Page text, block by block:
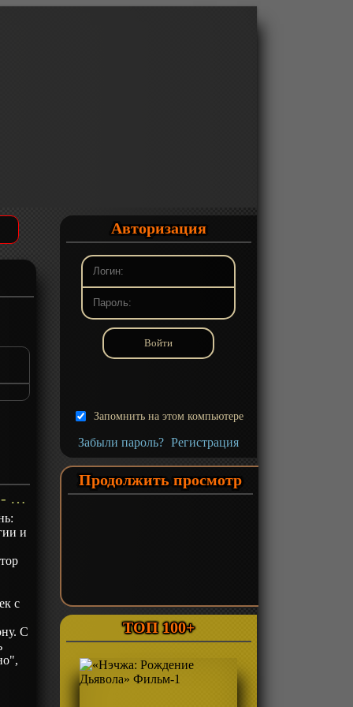
«Судный день: Истоки» ОВА-1 - описание
и
с
С
Авторизация
Запомнить на этом компьютере
Забыли пароль? Регистрация
Продолжить просмотр
ТОП 100+